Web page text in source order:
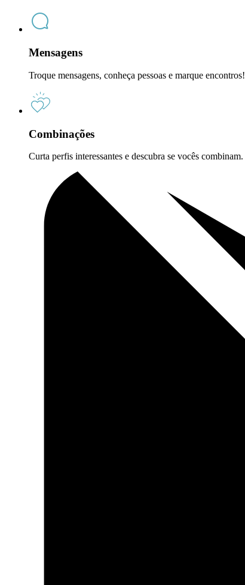
Mensagens
Troque mensagens, conheça pessoas e marque encontros!
Combinações
Curta perfis interessantes e descubra se vocês combinam.